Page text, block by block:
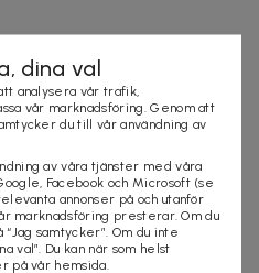
spelat golf sedan
men du behöver lite
på svingen och
mer om golfsvingen för
dina val
analysera vår trafik,
vår marknadsföring. Genom att
du till vår användning av
av våra tjänster med våra
Facebook och Microsoft (se
annonser på och utanför
marknadsföring presterar. Om du
samtycker”. Om du inte
val”. Du kan när som helst
på vår hemsida.